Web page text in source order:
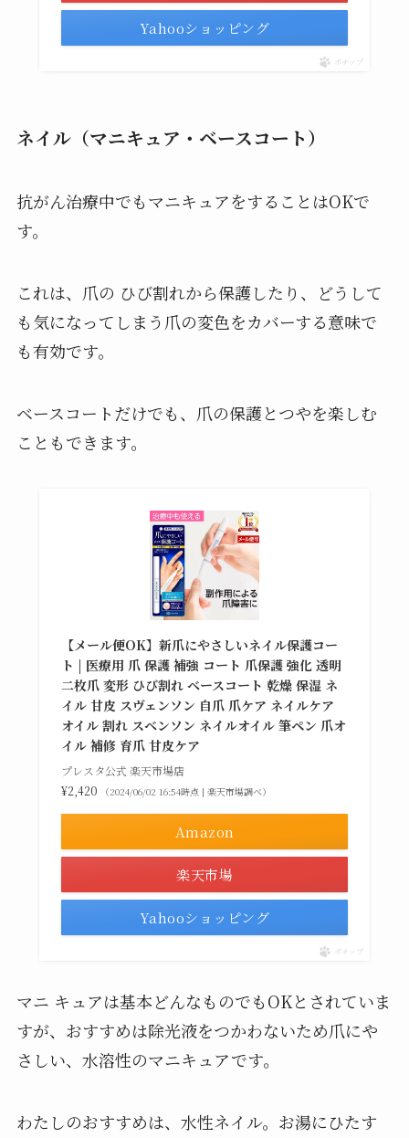
Yahooショッピング
ポチップ
ネイル（マニキュア・ベースコート）
抗がん治療中でもマニキュアをすることはOKで
す。
これは、爪の ひび割れから保護したり、どうして
も気になってしまう爪の変色をカバーする意味で
も有効です。
ベースコートだけでも、爪の保護とつやを楽しむ
こともできます。
【メール便OK】新爪にやさしいネイル保護コー
ト | 医療用 爪 保護 補強 コート 爪保護 強化 透明
二枚爪 変形 ひび割れ ベースコート 乾燥 保湿 ネ
イル 甘皮 スヴェンソン 自爪 爪ケア ネイルケア
オイル 割れ スベンソン ネイルオイル 筆ペン 爪オ
イル 補修 育爪 甘皮ケア
プレスタ公式 楽天市場店
¥2,420
（2024/06/02 16:54時点 | 楽天市場調べ）
Amazon
楽天市場
Yahooショッピング
ポチップ
マニ キュアは基本どんなものでもOKとされていま
すが、おすすめは除光液をつかわないため爪にや
さしい、水溶性のマニキュアです。
わたしのおすすめは、水性ネイル。お湯にひたす